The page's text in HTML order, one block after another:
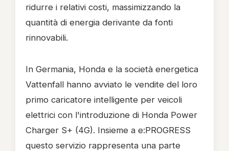
ridurre i relativi costi, massimizzando la
quantità di energia derivante da fonti
rinnovabili.
In Germania, Honda e la società energetica
Vattenfall hanno avviato le vendite del loro
primo caricatore intelligente per veicoli
elettrici con l'introduzione di Honda Power
Charger S+ (4G). Insieme a e:PROGRESS
questo servizio rappresenta una parte